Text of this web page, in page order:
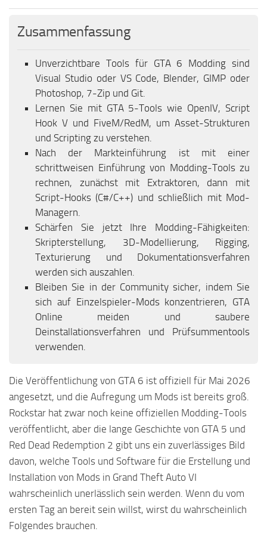
Zusammenfassung
Unverzichtbare Tools für GTA 6 Modding sind
Visual Studio oder VS Code, Blender, GIMP oder
Photoshop, 7-Zip und Git.
Lernen Sie mit GTA 5-Tools wie OpenIV, Script
Hook V und FiveM/RedM, um Asset-Strukturen
und Scripting zu verstehen.
Nach der Markteinführung ist mit einer
schrittweisen Einführung von Modding-Tools zu
rechnen, zunächst mit Extraktoren, dann mit
Script-Hooks (C#/C++) und schließlich mit Mod-
Managern.
Schärfen Sie jetzt Ihre Modding-Fähigkeiten:
Skripterstellung, 3D-Modellierung, Rigging,
Texturierung und Dokumentationsverfahren
werden sich auszahlen.
Bleiben Sie in der Community sicher, indem Sie
sich auf Einzelspieler-Mods konzentrieren, GTA
Online meiden und saubere
Deinstallationsverfahren und Prüfsummentools
verwenden.
Die Veröffentlichung von GTA 6 ist offiziell für Mai 2026
angesetzt, und die Aufregung um Mods ist bereits groß.
Rockstar hat zwar noch keine offiziellen Modding-Tools
veröffentlicht, aber die lange Geschichte von GTA 5 und
Red Dead Redemption 2 gibt uns ein zuverlässiges Bild
davon, welche Tools und Software für die Erstellung und
Installation von Mods in Grand Theft Auto VI
wahrscheinlich unerlässlich sein werden. Wenn du vom
ersten Tag an bereit sein willst, wirst du wahrscheinlich
Folgendes brauchen.